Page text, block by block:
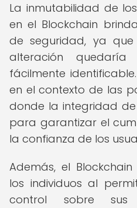
La inmutabilidad de
en el Blockchain
de seguridad, ya
alteración
fácilmente
en el contexto de las
donde la integridad
para garantizar el
la confianza de los
Además, el
los individuos al
control sobre sus